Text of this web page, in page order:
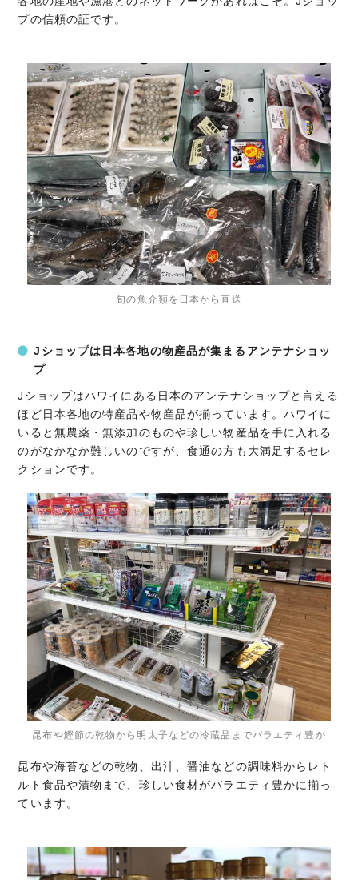
プの信頼の証です。
旬の魚介類を日本から直送
Jショップは日本各地の物産品が集まるアンテナショッ
プ
Jショップはハワイにある日本のアンテナショップと言える
ほど日本各地の特産品や物産品が揃っています。ハワイに
いると無農薬・無添加のものや珍しい物産品を手に入れる
のがなかなか難しいのですが、食通の方も大満足するセレ
クションです。
昆布や鰹節の乾物から明太子などの冷蔵品までバラエティ豊か
昆布や海苔などの乾物、出汁、醤油などの調味料からレト
ルト食品や漬物まで、珍しい食材がバラエティ豊かに揃っ
ています。